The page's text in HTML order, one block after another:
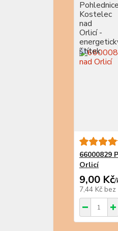
66000829
Orlicí
9,00 Kč/
7,44 Kč bez